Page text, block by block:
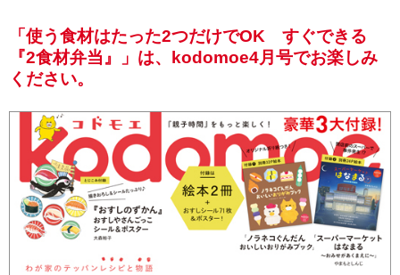
「使う食材はたった2つだけでOK すぐできる
『2食材弁当』」は、kodomoe4月号でお楽しみ
ください。